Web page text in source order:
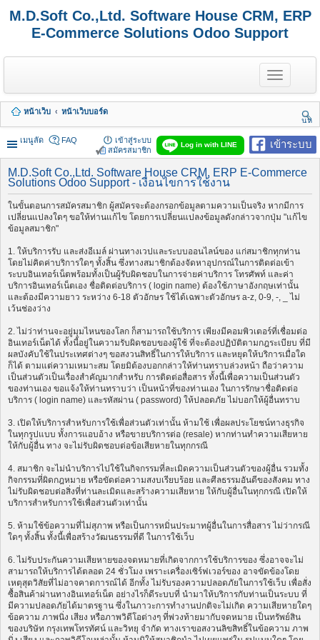
M.D.Soft Co.,Ltd. Software House CRM, ERP
E-Commerce Solutions Odoo Support
T
o
g
e
n
a
v
i
a
t
i
o
หน้าเว็บ
หน้าเว็บบอร์ด
นห
า
เมนูลัด
เข้าระบบ
Log in with LINE
FAQ
เข้าสู่ระบบ
สมัครสมาชิก
M.D.Soft Co.,Ltd. Software House CRM, ERP E-Commerce
Solutions Odoo Support - เงื่อนไขการใช้งาน
ในขั้นตอนการสมัครสมาชิก ผู้สมัครจะต้องกรอกข้อมูลตามความเป็นจริง หากมีการ
เปลี่ยนแปลงใดๆ ขอให้ท่านแก้ไข โดยการเปลี่ยนแปลงข้อมูลดังกล่าวจากปุ่ม "แก้ไข
ข้อมูลสมาชิก"
1. ให้บริการรับ และส่งอีเมล์ ผ่านทางเวปและระบบออนไลน์ของ แก่สมาชิกทุกท่าน
โดยไม่คิดค่าบริการใดๆ ทั้งสิ้น ซึ่งทางสมาชิกต้องจัดหาอุปกรณ์ในการติดต่อเข้า
ระบบอินเทอร์เน็ตพร้อมทั้งเป็นผู้รับผิดชอบในการจ่ายค่าบริการ โทรศัพท์ และค่า
บริการอินเทอร์เน็ตเอง ชื่อติดต่อบริการ ( login name) ต้องใช้ภาษาอังกฤษเท่านั้น
และต้องมีความยาว ระหว่าง 6-18 ตัวอักษร ใช้ได้เฉพาะตัวอักษร a-z, 0-9, -, _ ไม่
เว้นช่องว่าง
2. ไม่ว่าท่านจะอยู่มุมไหนของโลก ก็สามารถใช้บริการ เพียงมีคอมพิวเตอร์ที่เชื่อมต่อ
อินเทอร์เน็ตได้ ทั้งนี้อยู่ในความรับผิดชอบของผู้ใช้ ที่จะต้องปฏิบัติตามกฎระเบียบ ที่มี
ผลบังคับใช้ในประเทศต่างๆ ขอสงวนสิทธิ์ในการให้บริการ และหยุดให้บริการเมื่อใด
ก็ได้ ตามแต่ความเหมาะสม โดยมิต้องบอกกล่าวให้ท่านทราบล่วงหน้า ถือว่าความ
เป็นส่วนตัวเป็นเรื่องสำคัญมากสำหรับ การติดต่อสื่อสาร ทั้งนี้เพื่อความเป็นส่วนตัว
ของท่านเอง ขอแจ้งให้ท่านทราบว่า เป็นหน้าที่ของท่านเอง ในการรักษาชื่อติดต่อ
บริการ ( login name) และรหัสผ่าน ( password) ให้ปลอดภัย ไม่บอกให้ผู้อื่นทราบ
3. เปิดให้บริการสำหรับการใช้เพื่อส่วนตัวเท่านั้น ห้ามใช้ เพื่อผลประโยชน์ทางธุรกิจ
ในทุกรูปแบบ ทั้งการแอบอ้าง หรือขายบริการต่อ (resale) หากท่านทำความเสียหาย
ให้กับผู้อื่น ทาง จะไม่รับผิดชอบต่อข้อเสียหายในทุกกรณี
4. สมาชิก จะไม่นำบริการไปใช้ในกิจกรรมที่ละเมิดความเป็นส่วนตัวของผู้อื่น รวมทั้ง
กิจกรรมที่ผิดกฎหมาย หรือขัดต่อความสงบเรียบร้อย และศีลธรรมอันดีของสังคม ทาง
ไม่รับผิดชอบต่อสิ่งที่ท่านละเมิดและสร้างความเสียหาย ให้กับผู้อื่นในทุกกรณี เปิดให้
บริการสำหรับการใช้เพื่อส่วนตัวเท่านั้น
5. ห้ามใช้ข้อความที่ไม่สุภาพ หรือเป็นการหมิ่นประมาทผู้อื่นในการสื่อสาร ไม่ว่ากรณี
ใดๆ ทั้งสิ้น ทั้งนี้เพื่อสร้างวัฒนธรรมที่ดี ในการใช้เว็บ
6. ไม่รับประกันความเสียหายของจดหมายที่เกิดจากการใช้บริการของ ซึ่งอาจจะไม่
สามารถให้บริการได้ตลอด 24 ชั่วโมง เพราะเครื่องเซิร์ฟเวอร์ของ อาจขัดข้องโดย
เหตุสุดวิสัยที่ไม่อาจคาดการณ์ได้ อีกทั้ง ไม่รับรองความปลอดภัยในการใช้เว็บ เพื่อสั่ง
ซื้อสินค้าผ่านทางอินเทอร์เน็ต อย่างไรก็ดีระบบที่ นำมาให้บริการกับท่านเป็นระบบ ที่
มีความปลอดภัยได้มาตรฐาน ซึ่งในภาวะการทำงานปกติจะไม่เกิด ความเสียหายใดๆ
ข้อความ ภาพนิ่ง เสียง หรือภาพวิดีโอต่างๆ ที่พ่วงท้ายมากับจดหมาย เป็นทรัพย์สิน
ของบริษัท กรุงเทพโทรทัศน์ และวิทยุ จำกัด ทางเราขอสงวนลิขสิทธิ์ในข้อความ ภาพ